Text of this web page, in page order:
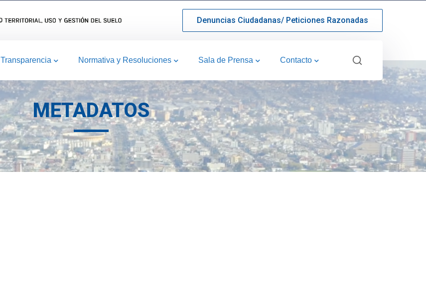
Denuncias Ciudadanas/ Peticiones Razonadas
Transparencia Normativa y Resoluciones Sala de Prensa Contacto
METADATOS